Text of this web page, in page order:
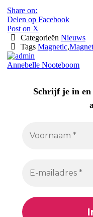
Share on:
Delen op Facebook
Post on X
Categorieën Nieuws
Tags Magnetic,
Annebelle Nooteboom
Schrijf je in en